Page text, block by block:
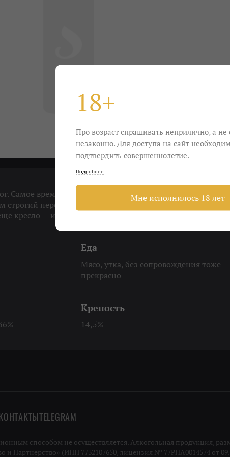
Самое время вспомнить о вечных ценностях — мясе
строгий перечно-вишневый Дуэт) и музыке (беспощадное
кресло — и кота обнять не забудьте.
Еда
Мясо, утка, без сопровождения тоже
прекрасно
Крепость
14,5%
TELEGRAM
способом не осуществляется. Алкогольная продукция,
Партнёрство» (ИНН 7732107650, лицензия № 77РПА0014574 от
18+
Про возраст спрашивать неприлично, а
незаконно. Для доступа на сайт
подтвердить совершеннолетие.
Подробнее
Мне исполнилось 18 лет